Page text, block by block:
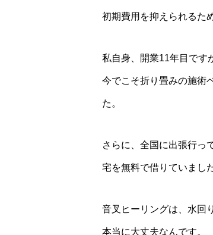
初期費用を抑えられるた
私自身、開業11年目です
今でこそ折り畳みの施術
た。
さらに、全国に出張行っ
宅を無料で借りていまし
音叉ヒーリングは、水回
本当に大丈夫なんです。